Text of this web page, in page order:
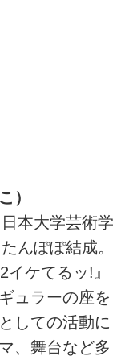
）
本大学芸術学
んぽぽ結成。
ケてるッ!』
ュラーの座を
しての活動に
、舞台など多